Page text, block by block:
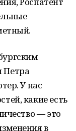
Петра
У нас
какие есть
— это
в